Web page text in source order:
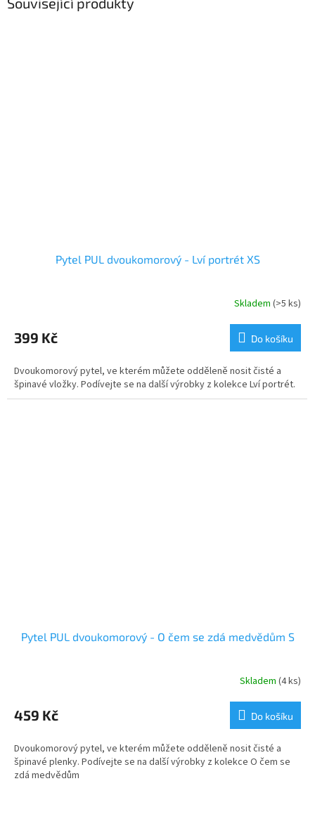
Pytel PUL dvoukomorový - Lví portrét XS
Skladem (>5 ks)
399 Kč Do košíku
Dvoukomorový pytel, ve kterém můžete odděleně nosit čisté a
špinavé vložky. Podívejte se na další výrobky z kolekce Lví portrét.
Pytel PUL dvoukomorový - O čem se zdá medvědům S
Skladem (4 ks)
459 Kč Do košíku
Dvoukomorový pytel, ve kterém můžete odděleně nosit čisté a
špinavé plenky. Podívejte se na další výrobky z kolekce O čem se
zdá medvědům